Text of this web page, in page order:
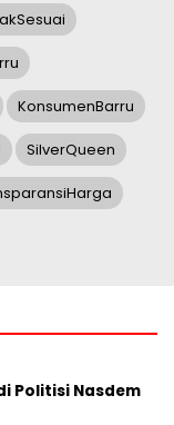
KonsumenBarru
SilverQueen
Politisi Nasdem